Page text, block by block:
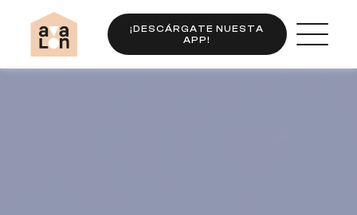
¡DESCÁRGATE NUESTA
APP!